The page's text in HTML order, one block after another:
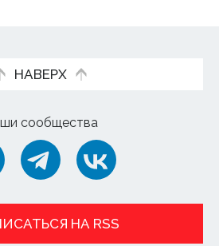
НАВЕРХ
сообщества
НА RSS